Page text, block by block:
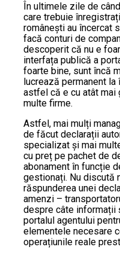
În ultimele zile de
care trebuie
românești au încercat
facă conturi de
descoperit că nu e
interfața publică a
foarte bine, sunt încă
lucrează permanent
astfel că e cu atât mai
multe firme.
Astfel, mai mulți
de făcut declarații
specializat și mai
cu preț pe pachet de
abonament în funcție
gestionați. Nu discută
răspunderea unei
amenzi –
despre câte informații
portalul agentului
elementele necesare
operațiunile reale